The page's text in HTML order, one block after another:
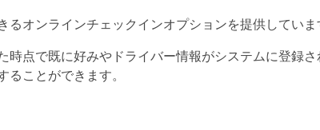
オンラインチェックインオプションを提供していま
点で既に好みやドライバー情報がシステムに登録
ことができます。